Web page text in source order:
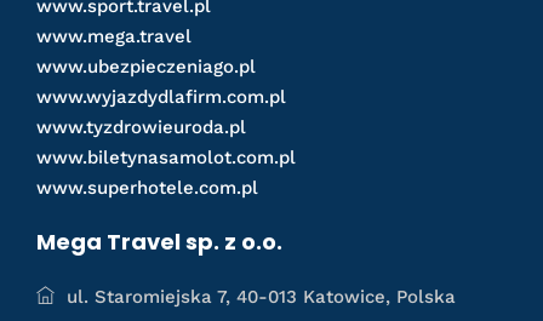
www.sport.travel.pl
www.mega.travel
www.ubezpieczeniago.pl
www.wyjazdydlafirm.com.pl
www.tyzdrowieuroda.pl
www.biletynasamolot.com.pl
www.superhotele.com.pl
Mega Travel sp. z o.o.
ul. Staromiejska 7, 40-013 Katowice, Polska